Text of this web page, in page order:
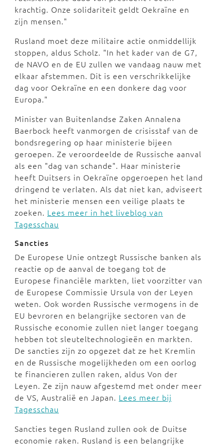
krachtig. Onze solidariteit geldt Oekraïne en
zijn mensen."
Rusland moet deze militaire actie onmiddellijk
stoppen, aldus Scholz. "In het kader van de G7,
de NAVO en de EU zullen we vandaag nauw met
elkaar afstemmen. Dit is een verschrikkelijke
dag voor Oekraïne en een donkere dag voor
Europa."
Minister van Buitenlandse Zaken Annalena
Baerbock heeft vanmorgen de crisisstaf van de
bondsregering op haar ministerie bijeen
geroepen. Ze veroordeelde de Russische aanval
als een "dag van schande". Haar ministerie
heeft Duitsers in Oekraïne opgeroepen het land
dringend te verlaten. Als dat niet kan, adviseert
het ministerie mensen een veilige plaats te
zoeken. Lees meer in het liveblog van
Tagesschau
Sancties
De Europese Unie ontzegt Russische banken als
reactie op de aanval de toegang tot de
Europese financiële markten, liet voorzitter van
de Europese Commissie Ursula von der Leyen
weten. Ook worden Russische vermogens in de
EU bevroren en belangrijke sectoren van de
Russische economie zullen niet langer toegang
hebben tot sleuteltechnologieën en markten.
De sancties zijn zo opgezet dat ze het Kremlin
en de Russische mogelijkheden om een oorlog
te financieren zullen raken, aldus Von der
Leyen. Ze zijn nauw afgestemd met onder meer
de VS, Australië en Japan. Lees meer bij
Tagesschau
Sancties tegen Rusland zullen ook de Duitse
economie raken. Rusland is een belangrijke